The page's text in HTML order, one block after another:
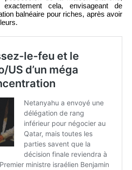
cela, envisageant de
balnéaire pour riches, après avoir